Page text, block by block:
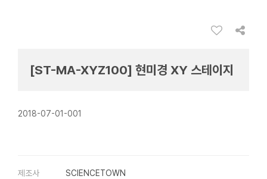
[ST-MA-XYZ100] 현미경 XY 스테이지
2018-07-01-001
제조사 SCIENCETOWN